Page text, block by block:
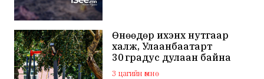
Өнөөдөр ихэнх нутгаар
халж, Улаанбаатарт
30 градус дулаан байна
3 цагийн өмнө